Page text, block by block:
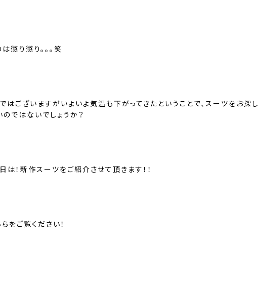
懲り懲り。。。笑
はございますがいよいよ気温も下がってきたということで、スーツをお探し
ではないでしょうか？
は！新作スーツをご紹介させて頂きます！！
をご覧ください！